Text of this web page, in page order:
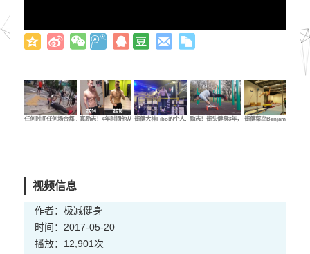
任何时间任何场合都… 真励志！4年时间他从…街健大神Fibo的个人…励志！街头健身3年，…街健菜鸟Benjamin的…
视频信息
作者：极减健身
时间：2017-05-20
播放：12,901次